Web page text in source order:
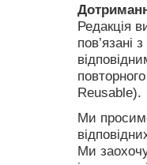
Редакція
пов’язані
Reusable).
Ми
Ми